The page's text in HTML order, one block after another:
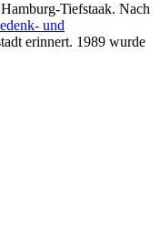
Tiefstaak. Nach
und
erinnert. 1989 wurde